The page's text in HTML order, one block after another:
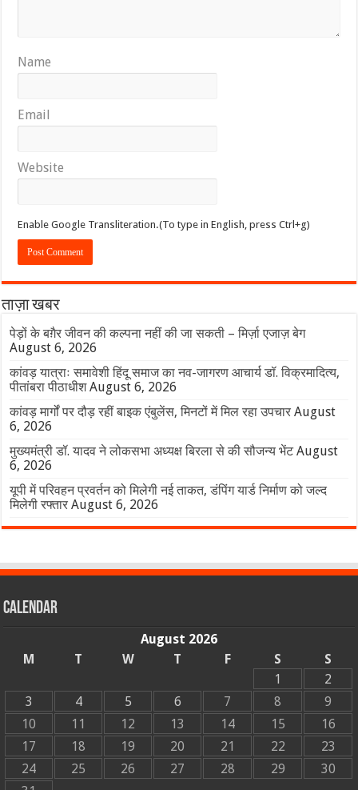
Name
Email
Website
Enable Google Transliteration.(To type in English, press Ctrl+g)
ताज़ा खबर
पेड़ों के बग़ैर जीवन की कल्पना नहीं की जा सकती – मिर्ज़ा एजाज़ बेग
August 6, 2026
कांवड़ यात्राः समावेशी हिंदू समाज का नव-जागरण आचार्य डॉ. विक्रमादित्य,
पीतांबरा पीठाधीश August 6, 2026
कांवड़ मार्गों पर दौड़ रहीं बाइक एंबुलेंस, मिनटों में मिल रहा उपचार August
6, 2026
मुख्यमंत्री डॉ. यादव ने लोकसभा अध्यक्ष बिरला से की सौजन्य भेंट August
6, 2026
यूपी में परिवहन प्रवर्तन को मिलेगी नई ताकत, डंपिंग यार्ड निर्माण को जल्द
मिलेगी रफ्तार August 6, 2026
Calendar
August 2026
M
T W T F S
S
1
2
3
4 5 6 7 8
9
10
11 12 13 14 15
16
17
18 19 20 21 22
23
24
25 26 27 28 29
30